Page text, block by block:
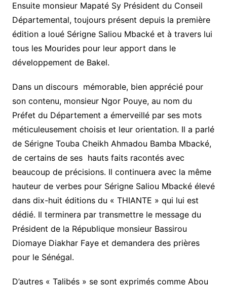
Ensuite monsieur Mapaté Sy Président du Conseil
Départemental, toujours présent depuis la première
édition a loué Sérigne Saliou Mbacké et à travers lui
tous les Mourides pour leur apport dans le
développement de Bakel.
Dans un discours mémorable, bien apprécié pour
son contenu, monsieur Ngor Pouye, au nom du
Préfet du Département a émerveillé par ses mots
méticuleusement choisis et leur orientation. Il a parlé
de Sérigne Touba Cheikh Ahmadou Bamba Mbacké,
de certains de ses hauts faits racontés avec
beaucoup de précisions. Il continuera avec la même
hauteur de verbes pour Sérigne Saliou Mbacké élevé
dans dix-huit éditions du « THIANTE » qui lui est
dédié. Il terminera par transmettre le message du
Président de la République monsieur Bassirou
Diomaye Diakhar Faye et demandera des prières
pour le Sénégal.
D’autres « Talibés » se sont exprimés comme Abou